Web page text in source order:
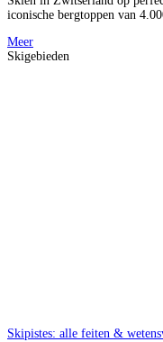
iconische bergtoppen van
Meer
Skigebieden
Skipistes: alle feiten &